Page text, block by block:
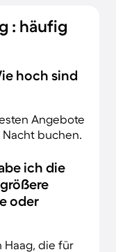
: häufig
hoch sind
Angebote
buchen.
ich die
oder
Haag, die für